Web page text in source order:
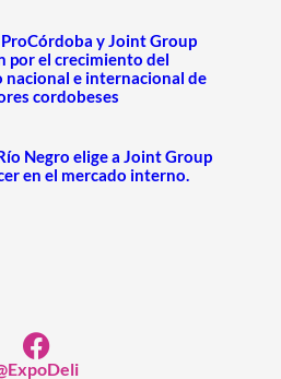
y Joint Group
por el crecimiento del
nacional e internacional de
cordobeses
Negro elige a Joint Group
en el mercado interno.